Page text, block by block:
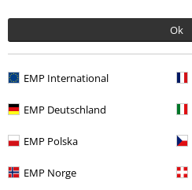
Ok
EMP International
EMP Deutschland
EMP Polska
EMP Norge€ 10,99